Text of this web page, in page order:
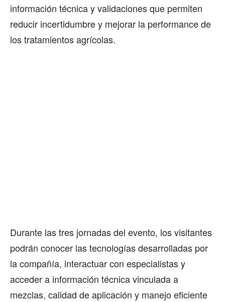
información técnica y validaciones que permiten
reducir incertidumbre y mejorar la performance de
los tratamientos agrícolas.
Durante las tres jornadas del evento, los visitantes
podrán conocer las tecnologías desarrolladas por
la compañía, interactuar con especialistas y
acceder a información técnica vinculada a
mezclas, calidad de aplicación y manejo eficiente